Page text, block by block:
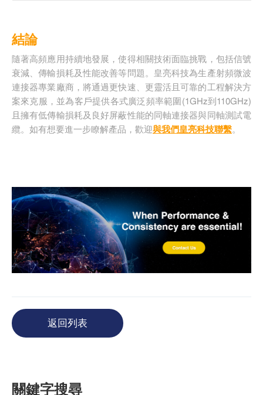
結論
隨著高頻應用持續地發展，使得相關技術面臨挑戰，包括信號
衰減、傳輸損耗及性能改善等問題。皇亮科技為生產射頻微波
連接器專業廠商，將通過更快速、更靈活且可靠的工程解決方
案來克服，並為客戶提供各式廣泛頻率範圍(1GHz到110GHz)
且擁有低傳輸損耗及良好屏蔽性能的同軸連接器與同軸測試電
纜。如有想要進一步瞭解產品，歡迎與我們皇亮科技聯繫。
返回列表
關鍵字搜尋